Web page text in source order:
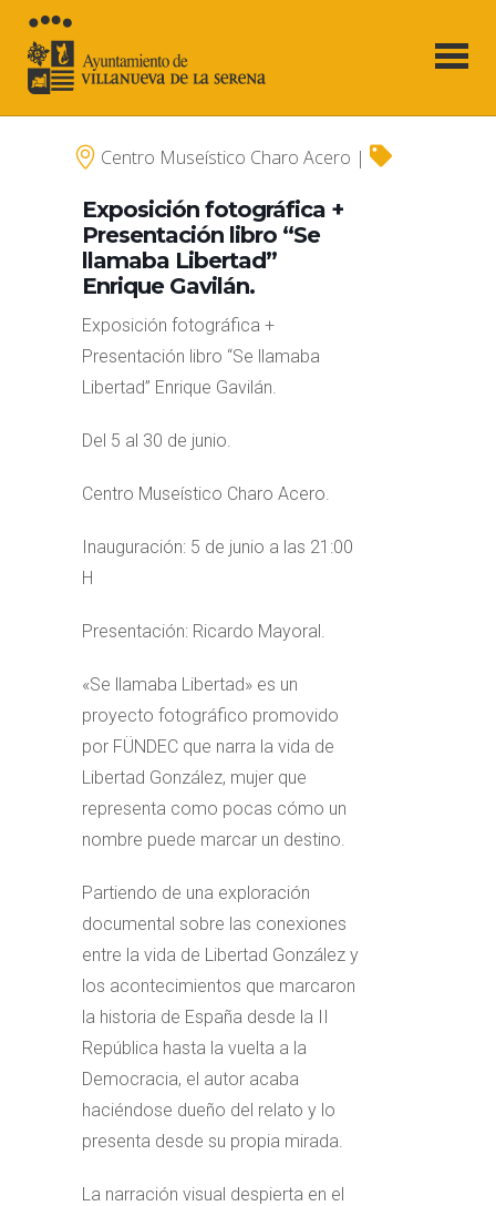
Centro Museístico Charo Acero |
Exposición fotográfica +
Presentación libro “Se
llamaba Libertad”
Enrique Gavilán.
Exposición fotográfica +
Presentación libro “Se llamaba
Libertad” Enrique Gavilán.
Del 5 al 30 de junio.
Centro Museístico Charo Acero.
Inauguración: 5 de junio a las 21:00
H
Presentación: Ricardo Mayoral.
«Se llamaba Libertad» es un
proyecto fotográfico promovido
por FÜNDEC que narra la vida de
Libertad González, mujer que
representa como pocas cómo un
nombre puede marcar un destino.
Partiendo de una exploración
documental sobre las conexiones
entre la vida de Libertad González y
los acontecimientos que marcaron
la historia de España desde la II
República hasta la vuelta a la
Democracia, el autor acaba
haciéndose dueño del relato y lo
presenta desde su propia mirada.
La narración visual despierta en el